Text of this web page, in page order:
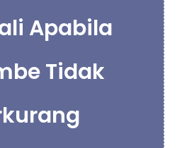
Apabila
Tidak